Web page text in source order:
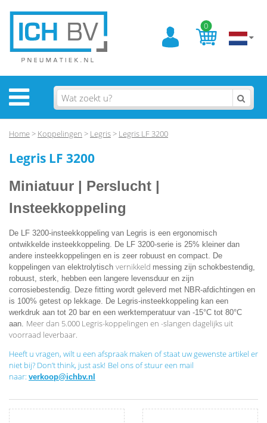
0
Home> Koppelingen > Legris> Legris LF 3200
Legris LF 3200
Miniatuur | Perslucht |
Insteekkoppeling
De LF 3200-insteekkoppeling van Legris is een ergonomisch
ontwikkelde insteekkoppeling. De LF 3200-serie is 25% kleiner dan
andere insteekkoppelingen en is zeer robuust en compact. De
koppelingen van elektrolytisch vernikkeld messing zijn schokbestendig,
robuust, sterk, hebben een langere levensduur en zijn
corrosiebestendig. Deze fitting wordt geleverd met NBR-afdichtingen en
is 100% getest op lekkage. De Legris-insteekkoppeling kan een
werkdruk aan tot 20 bar en een werktemperatuur van -15°C tot 80°C
aan. Meer dan 5.000 Legris-koppelingen en -slangen dagelijks uit
voorraad leverbaar.
Heeft u vragen, wilt u een afspraak maken of staat uw gewenste artikel er
niet bij? Don’t think, just ask! Bel ons of stuur een mail
naar: verkoop@ichbv.nl